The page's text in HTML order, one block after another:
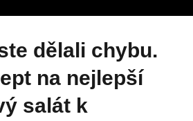
na nejlepší
salát k